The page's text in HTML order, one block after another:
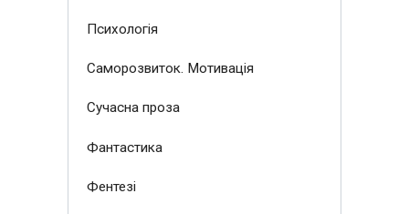
Психологія
Саморозвиток. Мотивація
Сучасна проза
Фантастика
Фентезі